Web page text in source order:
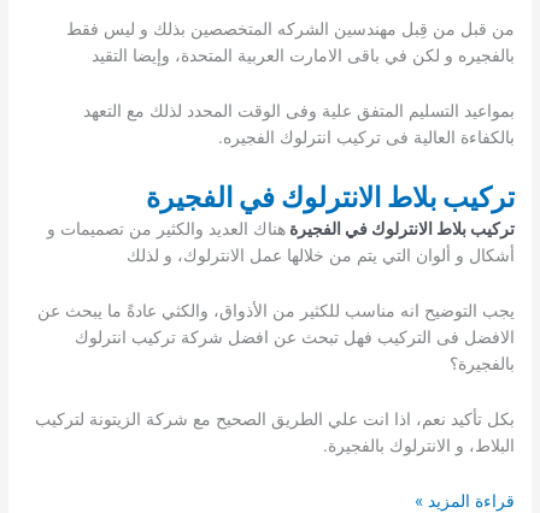
من قبل من قِبل مهندسين الشركه المتخصصين بذلك و ليس فقط
بالفجيره و لكن في باقى الامارت العربية المتحدة، وإيضا التقيد
بمواعيد التسليم المتفق علية وفى الوقت المحدد لذلك مع التعهد
بالكفاءة العالية فى تركيب انترلوك الفجيره.
تركيب بلاط الانترلوك في الفجيرة
تركيب بلاط الانترلوك في الفجيرة هناك العديد والكثير من تصميمات و
أشكال و ألوان التي يتم من خلالها عمل الانترلوك، و لذلك
يجب التوضيح انه مناسب للكثير من الأذواق، والكثي عادةً ما يبحث عن
الافضل فى التركيب فهل تبحث عن افضل شركة تركيب انترلوك
بالفجيرة؟
بكل تأكيد نعم، اذا انت علي الطريق الصحيح مع شركة الزيتونة لتركيب
البلاط، و الانترلوك بالفجيرة.
تركيب
قراءة المزيد »